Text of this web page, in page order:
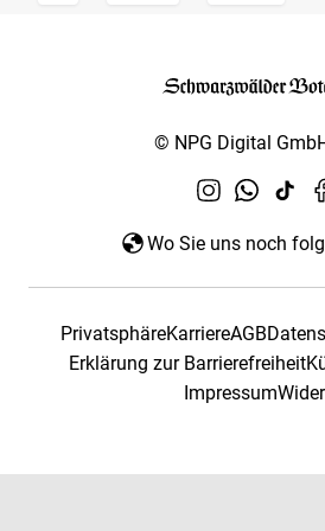
© NPG Digital
Wo Sie uns noch
PrivatsphäreKarriereAGB
Erklärung zur Barrierefreiheit
Impressum